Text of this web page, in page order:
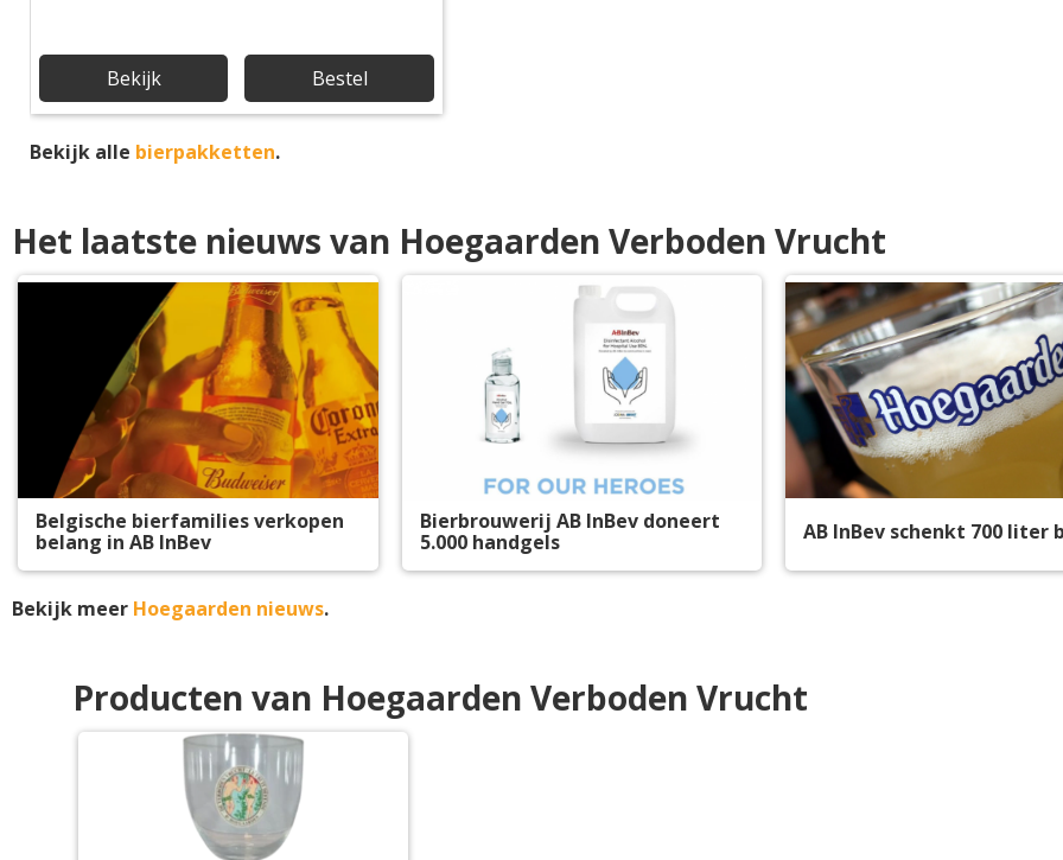
Bekijk Bestel
Bekijk alle bierpakketten.
Het laatste nieuws van Hoegaarden Verboden Vrucht
Belgische bierfamilies verkopen
belang in AB InBev
Bierbrouwerij AB InBev doneert
5.000 handgels
AB InBev schenkt 700 liter
Bekijk meer Hoegaarden nieuws.
Producten van Hoegaarden Verboden Vrucht